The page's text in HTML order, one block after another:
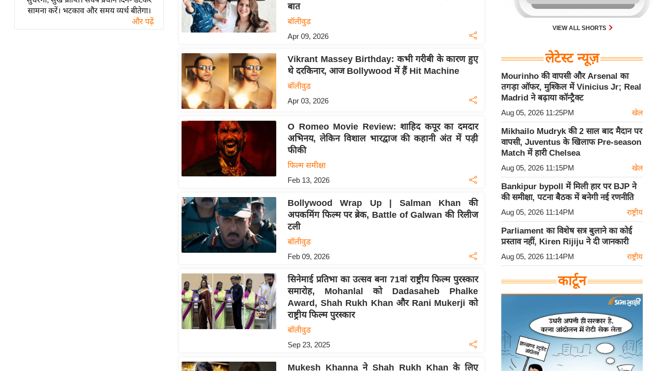
टेक्नॉलॉजी
सामना करें। भटकाव और समय व्यर्थ बीतेगा।
और पढ़ें
बात
बॉलीवुड
Apr 09, 2026
Vikrant Massey Birthday: कभी गरीबी के कारण हुए
थे दरकिनार, आज Bollywood में हैं Hit Machine
बॉलीवुड
Apr 03, 2026
O Romeo Movie Review: शाहिद कपूर का दमदार
अभिनय, लेकिन विशाल भारद्वाज की कहानी अंत में पड़ी
फीकी
फिल्म समीक्षा
Feb 13, 2026
Bollywood Wrap Up | Salman Khan की
अपकमिंग फिल्म पर ब्रेक, Battle of Galwan की रिलीज
टली
बॉलीवुड
Feb 09, 2026
सिनेमाई प्रतिभा का उत्सव बना 71वां राष्ट्रीय फिल्म पुरस्कार
समारोह, Mohanlal को Dadasaheb Phalke
Award, Shah Rukh Khan और Rani Mukerji को
राष्ट्रीय फिल्म पुरस्कार
बॉलीवुड
Sep 23, 2025
Mukesh Khanna ने Shah Rukh Khan के लिए
एयर चीफ ने सीधे वियतनामी फाइटर
पायलट से बातचीत की। वियतनाम भी सुई
30 एम के भी उड़ाता है और भारत के पास
VIEW ALL SHORTS
लेटेस्ट न्यूज़
Mourinho की वापसी और Arsenal का
तगड़ा ऑफर, मुश्किल में Vinicius Jr; Real
Madrid ने बढ़ाया कॉन्ट्रैक्ट
Aug 05, 2026 11:25PM खेल
Mikhailo Mudryk की 2 साल बाद मैदान पर
वापसी, Juventus के खिलाफ Pre-season
Match में हारी Chelsea
Aug 05, 2026 11:15PM खेल
Bankipur bypoll में मिली हार पर BJP ने
की समीक्षा, पटना बैठक में बनेगी नई रणनीति
Aug 05, 2026 11:14PM राष्ट्रीय
Parliament का विशेष सत्र बुलाने का कोई
प्रस्ताव नहीं, Kiren Rijiju ने दी जानकारी
Aug 05, 2026 11:14PM राष्ट्रीय
कार्टून